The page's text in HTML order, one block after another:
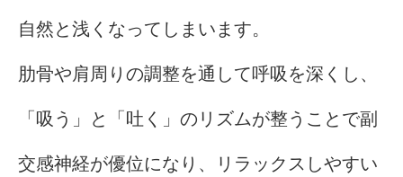
自然と浅くなってしまいます。
肋骨や肩周りの調整を通して呼吸を深くし、
「吸う」と「吐く」のリズムが整うことで副
交感神経が優位になり、リラックスしやすい